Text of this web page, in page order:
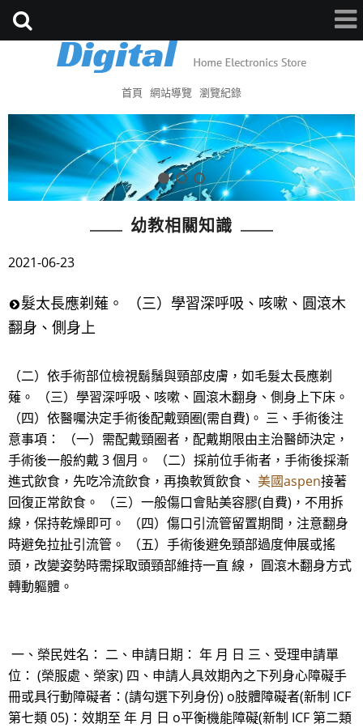
首頁 網站導覽 瀏覽紀錄
幼教相關知識
2021-06-23
髮太長應剃薙。 （三）學習深呼吸、咳嗽、圓滾木
翻身、側身上
（二）依手術部位檢視鬍鬚與頸部皮膚，如毛髮太長應剃
薙。 （三）學習深呼吸、咳嗽、圓滾木翻身、側身上下床。
（四）依醫囑決定手術後配戴頸圈(需自費)。 三、手術後注
意事項： （一）需配戴頸圈者，配戴期限由主治醫師決定，
手術後一般約戴 3 個月。 （二）採前位手術者，手術後採漸
進式飲食，先吃冷流飲食，再換軟質飲食、 美國aspen接著
回復正常飲食。 （三）一般傷口會貼美容膠(自費)，不用拆
線，保持乾燥即可。 （四）傷口引流管留置期間，注意翻身
時避免拉扯引流管。 （五）手術後避免頸部過度伸展或搖
頭，改變姿勢時需採取頭頸部維持一直 線， 圓滾木翻身方式
轉動軀體。
一、榮民姓名： 二、申請日期： 年 月 日 三、受理申請單
位： (榮服處、榮家) 四、申請人具效期內之下列身心障礙手
冊或具行動障礙者：(請勾選下列身份) o肢體障礙者(新制 ICF
第七類 05)：效期至 年 月 日 o平衡機能障礙(新制 ICF 第二類